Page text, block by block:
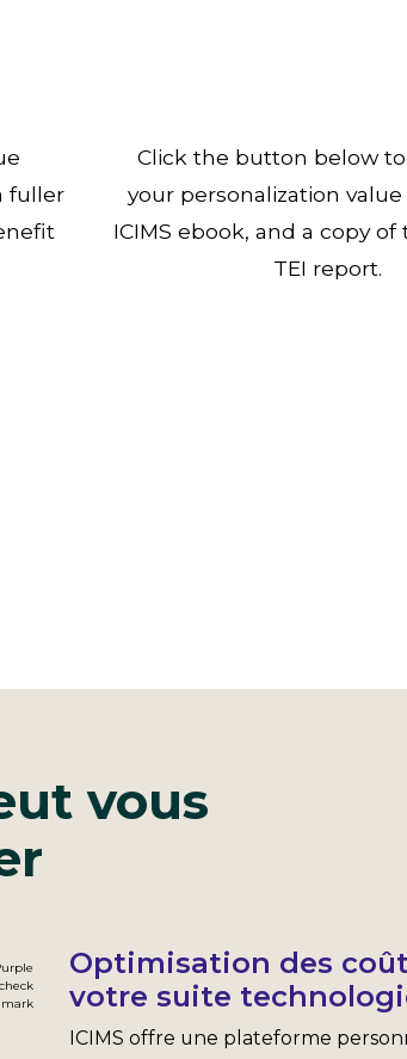
fuller
Click the button below
your personalization
ICIMS ebook, and a copy
TEI report.
vous
Optimisation des
votre suite
ICIMS offre une plateforme